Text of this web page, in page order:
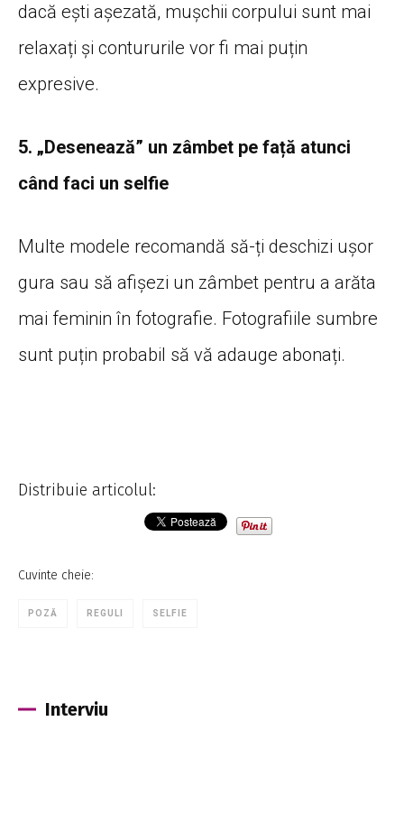
dacă ești așezată, mușchii corpului sunt mai
relaxați și contururile vor fi mai puțin
expresive.
5. „Desenează” un zâmbet pe față atunci
când faci un selfie
Multe modele recomandă să-ți deschizi ușor
gura sau să afișezi un zâmbet pentru a arăta
mai feminin în fotografie. Fotografiile sumbre
sunt puțin probabil să vă adauge abonați.
Distribuie articolul:
Cuvinte cheie:
POZĂ REGULI SELFIE
Interviu